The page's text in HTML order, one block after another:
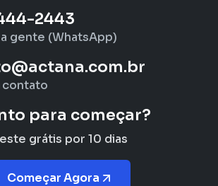
2443
gente (WhatsApp)
contato
para começar?
grátis por 10 dias
Começar Agora